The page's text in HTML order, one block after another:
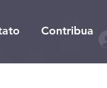
Contribua